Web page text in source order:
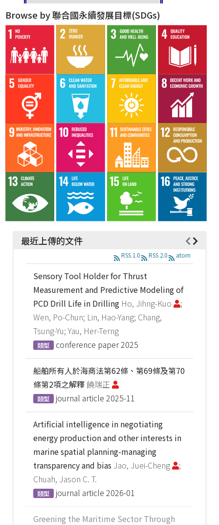
Browse by 聯合國永續發展目標(SDGs)
最近上傳的文件
RSS 1.0 RSS 2.0 atom
Sensory Tool Holder for Thrust
Measurement and Predictive Modeling of
PCD Drill Life in Drilling Ho, Jihng-Kuo
;
Wen, Po-Chun; Lin, Hao-Yang; Chang,
Tsung-Yu; Yau, Her-Terng
類型 conference paper2025
船舶所有人於海商法第62條、第69條及第70
條第2項之解釋饒瑞正
類型 journal article 2025-11
Artificial intelligence in negotiating
energy production and other interests in
marine spatial planning-managing
transparency and bias Jao, Juei-Cheng
;
Chuah, Jason C. T.
類型 journal article 2026-01
Greening the Maritime Sector Through